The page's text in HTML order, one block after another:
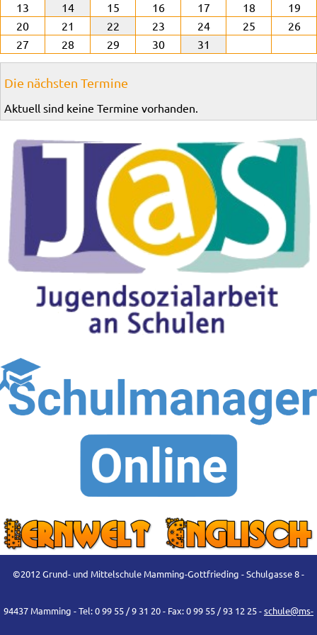
13
14 15 16 17 18
19
20
21 22 23 24 25
26
27
28 29 30 31
Die nächsten Termine
Aktuell sind keine Termine vorhanden.
©2012 Grund- und Mittelschule Mamming-Gottfrieding - Schulgasse 8 -
94437 Mamming - Tel: 0 99 55 / 9 31 20 - Fax: 0 99 55 / 93 12 25 -schule@ms-